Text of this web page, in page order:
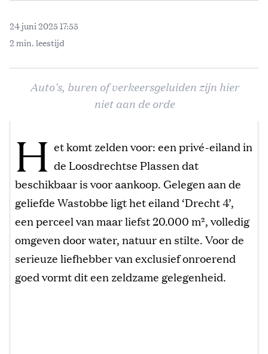
24 juni 2025 17:55
2 min. leestijd
Auto's, buren of verkeersgeluiden zijn hier
niet aan de orde
H et komt zelden voor: een privé-eiland in
de Loosdrechtse Plassen dat
beschikbaar is voor aankoop. Gelegen aan de
geliefde Wastobbe ligt het eiland ‘Drecht 4’,
een perceel van maar liefst 20.000 m², volledig
omgeven door water, natuur en stilte. Voor de
serieuze liefhebber van exclusief onroerend
goed vormt dit een zeldzame gelegenheid.